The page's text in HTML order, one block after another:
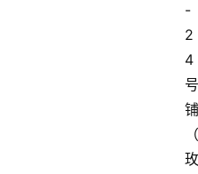
-
2
4
号
铺
（
玫